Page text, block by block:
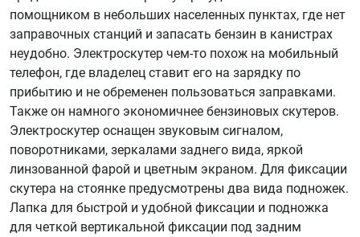
помощником в небольших населенных пунктах, где нет
заправочных станций и запасать бензин в канистрах
неудобно. Электроскутер чем-то похож на мобильный
телефон, где владелец ставит его на зарядку по
прибытию и не обременен пользоваться заправками.
Также он намного экономичнее бензиновых скутеров.
Электроскутер оснащен звуковым сигналом,
поворотниками, зеркалами заднего вида, яркой
линзованной фарой и цветным экраном. Для фиксации
скутера на стоянке предусмотрены два вида подножек.
Лапка для быстрой и удобной фиксации и подножка
для четкой вертикальной фиксации под задним